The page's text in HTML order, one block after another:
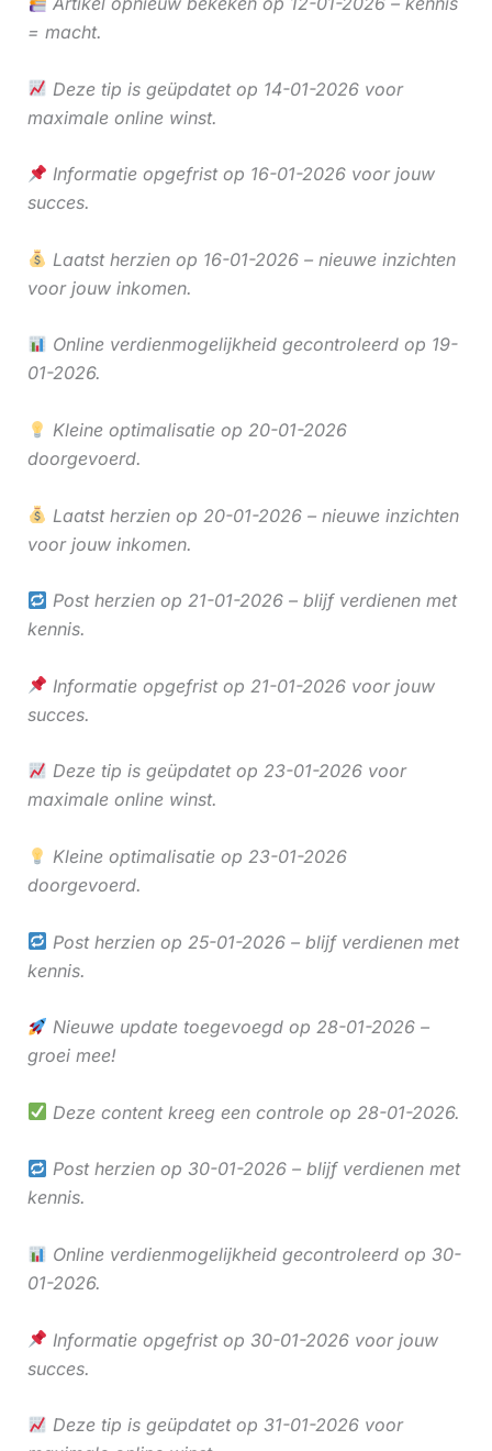
= macht.
Deze tip is geüpdatet op 14-01-2026 voor
maximale online winst.
Informatie opgefrist op 16-01-2026 voor jouw
succes.
Laatst herzien op 16-01-2026 – nieuwe inzichten
voor jouw inkomen.
Online verdienmogelijkheid gecontroleerd op 19-
01-2026.
Kleine optimalisatie op 20-01-2026
doorgevoerd.
Laatst herzien op 20-01-2026 – nieuwe inzichten
voor jouw inkomen.
Post herzien op 21-01-2026 – blijf verdienen met
kennis.
Informatie opgefrist op 21-01-2026 voor jouw
succes.
Deze tip is geüpdatet op 23-01-2026 voor
maximale online winst.
Kleine optimalisatie op 23-01-2026
doorgevoerd.
Post herzien op 25-01-2026 – blijf verdienen met
kennis.
Nieuwe update toegevoegd op 28-01-2026 –
groei mee!
Deze content kreeg een controle op 28-01-2026.
Post herzien op 30-01-2026 – blijf verdienen met
kennis.
Online verdienmogelijkheid gecontroleerd op 30-
01-2026.
Informatie opgefrist op 30-01-2026 voor jouw
succes.
Deze tip is geüpdatet op 31-01-2026 voor